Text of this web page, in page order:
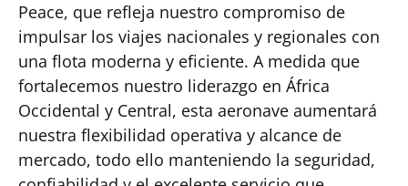
Peace, que refleja nuestro compromiso de
impulsar los viajes nacionales y regionales con
una flota moderna y eficiente. A medida que
fortalecemos nuestro liderazgo en África
Occidental y Central, esta aeronave aumentará
nuestra flexibilidad operativa y alcance de
mercado, todo ello manteniendo la seguridad,